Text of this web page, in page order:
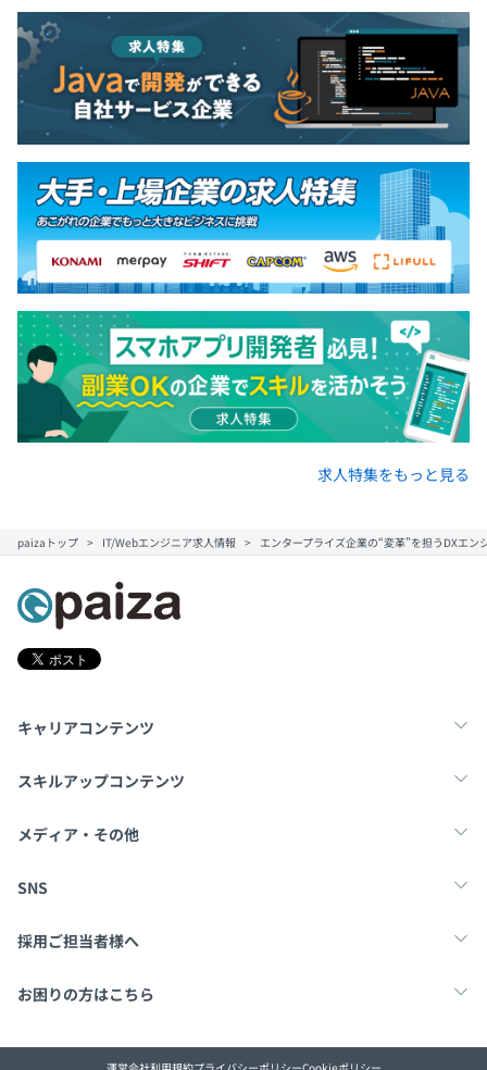
求人特集をもっと見る
paizaトップ IT/Webエンジニア求人情報 エンタープライズ企業の“変革”を担うDXエ
キャリアコンテンツ
転職・キャリア
スキルアップコンテンツ
学習
メディア・その他
Tech Team Journal
SNS
X
採用ご担当者様へ
採用・教育をお考えの企業様へ
お困りの方はこちら
paizaとは？ お問い合わせ・FAQ